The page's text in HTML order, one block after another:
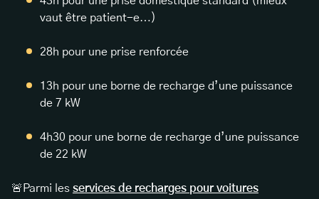
vaut être patient-e…)
28h pour une prise renforcée
13h pour une borne de recharge d’une puissance
de 7 kW
4h30 pour une borne de recharge d’une puissance
de 22 kW
🚨Parmi les services de recharges pour voitures